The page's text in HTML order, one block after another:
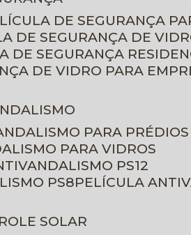
DE SEGURANÇA
DE SEGURANÇA DE
DE SEGURANÇA
DE VIDRO PARA
PARA PRÉDIOS
PARA VIDROS
PS12
PS8
PELÍCULA
SOLAR